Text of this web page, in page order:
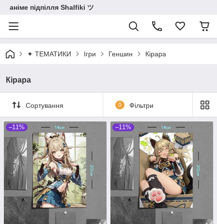
аніме підпілля Shalfiki ツ
✦ ТЕМАТИКИ Ігри Геншин Кірара
Кірара
Сортування 0 Фільтри
–11% –11%